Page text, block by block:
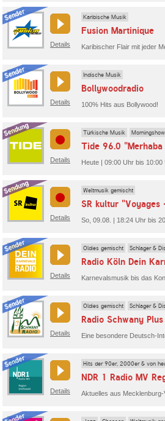
Details
Karibische Musik
Fusion Martinique
Details
Indische Musik
Bollywoodradio
100% Hits aus Bollywood!
Details
Türkische Musik
Tide 96.0 "Merhaba
Heute | 09:00 Uhr bis 10:00
Details
Weltmusik gemischt
SR kultur "Voyages
So, 09.08. | 18:24 Uhr bis
Details
Oldies gemischt Schlager &
Radio Köln Dein
Details
Oldies gemischt Schlager &
Radio Schwany Plus
Details
Hits der 90er, 2000er & von
NDR 1 Radio MV